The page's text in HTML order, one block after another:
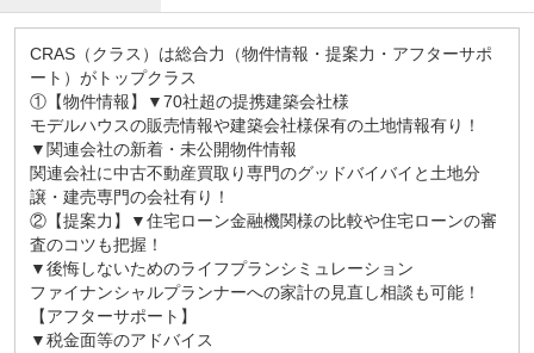
CRAS（クラス）は総合力（物件情報・提案力・アフターサポ
ート）がトップクラス
①【物件情報】▼70社超の提携建築会社様
モデルハウスの販売情報や建築会社様保有の土地情報有り！
▼関連会社の新着・未公開物件情報
関連会社に中古不動産買取り専門のグッドバイバイと土地分
譲・建売専門の会社有り！
②【提案力】▼住宅ローン金融機関様の比較や住宅ローンの審
査のコツも把握！
▼後悔しないためのライフプランシミュレーション
ファイナンシャルプランナーへの家計の見直し相談も可能！
【アフターサポート】
▼税金面等のアドバイス